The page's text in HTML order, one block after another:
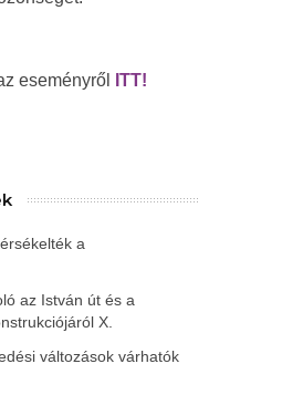
eseményről ITT!
a
az István út és a
X.
változások várhatók